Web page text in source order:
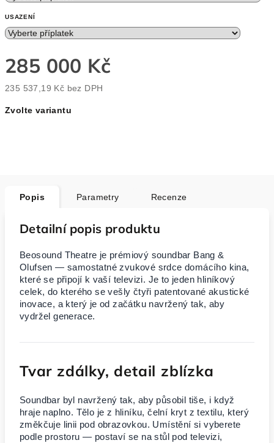
USAZENÍ
285 000 Kč
235 537,19 Kč bez DPH
cena:
Zvolte variantu
Popis Parametry Recenze
Detailní popis produktu
Beosound Theatre je prémiový soundbar Bang &
Olufsen — samostatné zvukové srdce domácího kina,
které se připojí k vaší televizi. Je to jeden hliníkový
celek, do kterého se vešly čtyři patentované akustické
inovace, a který je od začátku navržený tak, aby
vydržel generace.
Tvar zdálky, detail zblízka
Soundbar byl navržený tak, aby působil tiše, i když
hraje naplno. Tělo je z hliníku, čelní kryt z textilu, který
změkčuje linii pod obrazovkou. Umístění si vyberete
podle prostoru — postaví se na stůl pod televizi,